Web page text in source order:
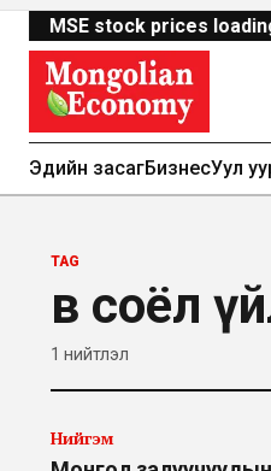
MSE stock prices
Эдийн засагБизнесУул
TAG
Өв соёл
1 нийтлэл
Нийгэм